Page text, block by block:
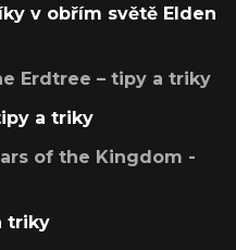
v obřím světě Elden
Erdtree – tipy a triky
a triky
of the Kingdom -
triky